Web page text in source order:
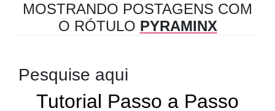
MOSTRANDO POSTAGENS COM
O RÓTULO PYRAMINX
Pesquise aqui
Tutorial Passo a Passo